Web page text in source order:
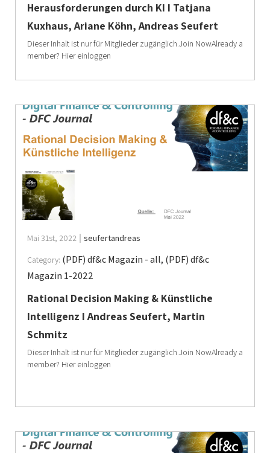
Herausforderungen durch KI I Tatjana
Kuxhaus, Ariane Köhn, Andreas Seufert
Dieser Inhalt ist nur für Mitglieder zugänglich.Join NowAlready a
member? Hier einloggen
Mai 31st, 2022
seufertandreas
Category: (PDF) df&c Magazin - all, (PDF) df&c
Magazin 1-2022
Rational Decision Making & Künstliche
Intelligenz I Andreas Seufert, Martin
Schmitz
Dieser Inhalt ist nur für Mitglieder zugänglich.Join NowAlready a
member? Hier einloggen